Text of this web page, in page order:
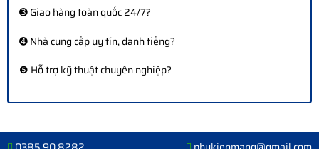
➌ Giao hàng toàn quốc 24/7?
➍ Nhà cung cấp uy tín, danh tiếng?
❺ Hỗ trợ kỹ thuật chuyên nghiệp?